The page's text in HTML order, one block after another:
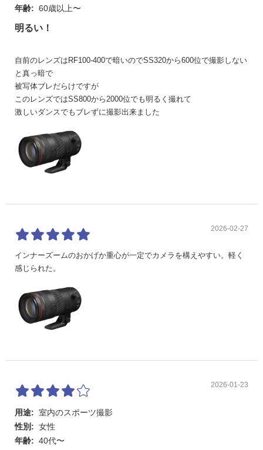
年齢: 60歳以上〜
明るい！
自前のレンズはRF100-400で暗いのでSS320から600位で撮影しない
と真っ暗で
被写体ブレだらけですが
このレンズではSS800から2000位でも明るく撮れて
激しいダンスでもブレずに撮影出来ました
2026-02-27
インナーズームのおかげか重心が一定でカメラを構えやすい。軽く
感じられた。
2026-01-23
用途: 室内のスポーツ撮影
性別: 女性
年齢: 40代〜